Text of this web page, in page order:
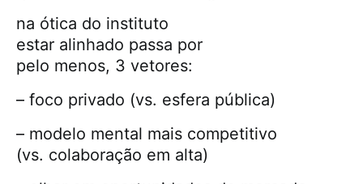
na ótica do instituto
estar alinhado passa por
pelo menos, 3 vetores:
– foco privado (vs. esfera pública)
– modelo mental mais competitivo
(vs. colaboração em alta)